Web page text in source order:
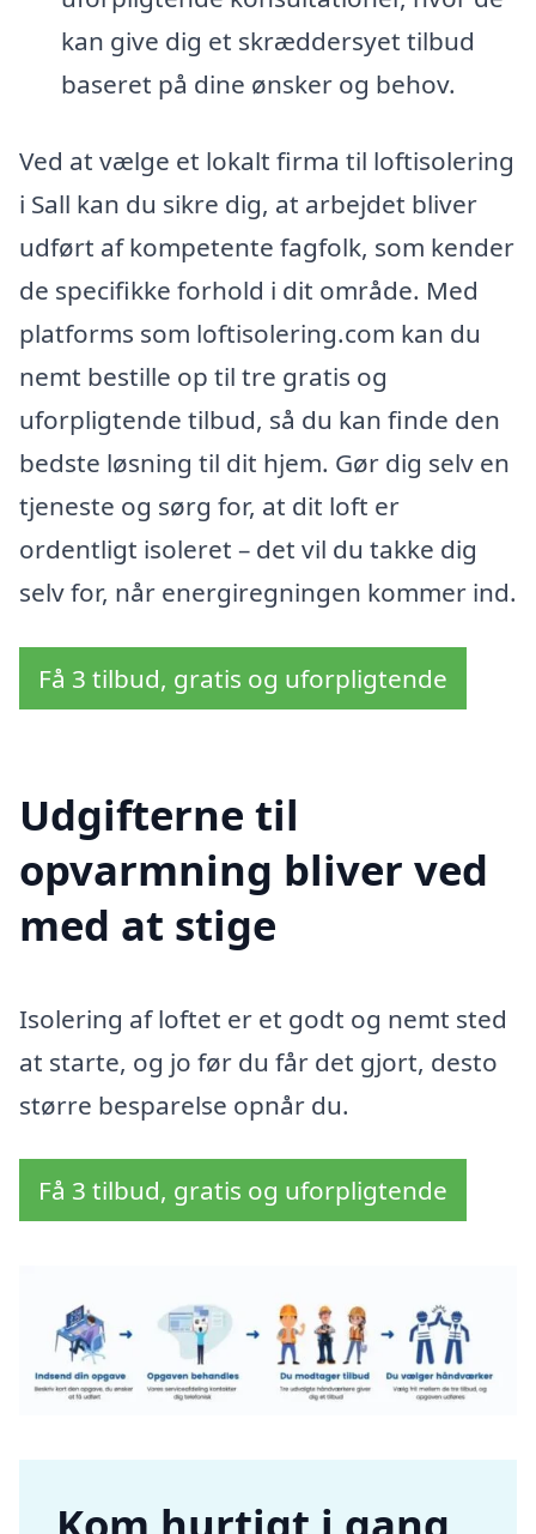
kan give dig et skræddersyet tilbud
baseret på dine ønsker og behov.
Ved at vælge et lokalt firma til loftisolering
i Sall kan du sikre dig, at arbejdet bliver
udført af kompetente fagfolk, som kender
de specifikke forhold i dit område. Med
platforms som loftisolering.com kan du
nemt bestille op til tre gratis og
uforpligtende tilbud, så du kan finde den
bedste løsning til dit hjem. Gør dig selv en
tjeneste og sørg for, at dit loft er
ordentligt isoleret – det vil du takke dig
selv for, når energiregningen kommer ind.
Få 3 tilbud, gratis og uforpligtende
Udgifterne til
opvarmning bliver ved
med at stige
Isolering af loftet er et godt og nemt sted
at starte, og jo før du får det gjort, desto
større besparelse opnår du.
Få 3 tilbud, gratis og uforpligtende